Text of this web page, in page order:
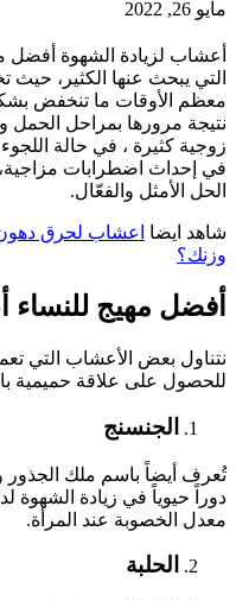
مايو 26, 2022
أعشاب لزيادة الشهوة
التي يبحث عنها الكثير،
معظم الأوقات ما تنخفض
نتيجة مرورها بمراحل
زوجية كثيرة ، في حالة
في إحداث اضطرابات
الحل الأمثل والفعّال.
شاهد ايضا
اعشاب لحرق
وزنك؟
أفضل مهيج للنساء
نتناول بعض الأعشاب التي
للحصول على علاقة حميمية
الجنسنج
تُعرف أيضاً باسم ملك
دوراً حيوياً في زيادة الشهوة
معدل الخصوبة عند المرأة.
الحلبة